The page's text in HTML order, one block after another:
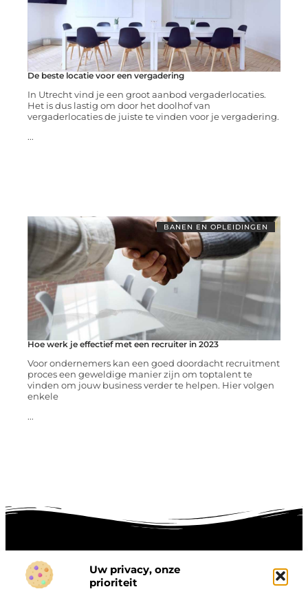
Uw privacy, onze
prioriteit
De beste locatie voor een vergadering
In Utrecht vind je een groot aanbod vergaderlocaties.
Het is dus lastig om door het doolhof van
vergaderlocaties de juiste te vinden voor je vergadering.
...
BANEN EN OPLEIDINGEN
Hoe werk je effectief met een recruiter in 2023
Voor ondernemers kan een goed doordacht recruitment
proces een geweldige manier zijn om toptalent te
vinden om jouw business verder te helpen. Hier volgen
enkele
...
Onze informatie